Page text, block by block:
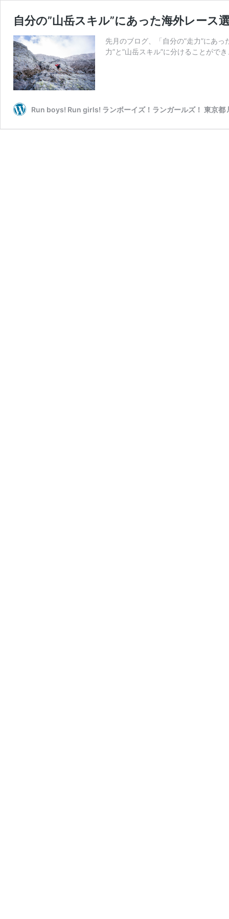
自分の”山岳スキル”にあった海外レース
先月のブログ、「自分の”走力”にあ
力”と”山岳スキル”に分けることがで
Run boys! Run girls! ランボーイズ！ランガールズ！ 東京都